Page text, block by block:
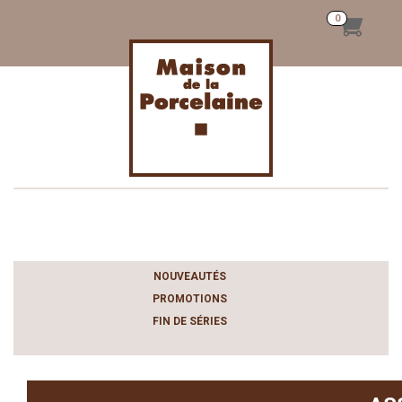
NOUVEAUTÉS
PROMOTIONS
FIN DE SÉRIES